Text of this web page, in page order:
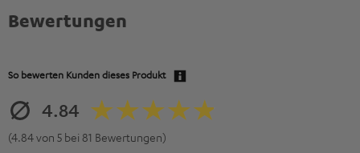
Bewertungen
So bewerten Kunden dieses Produkt
4.84
(4.84 von 5 bei 81 Bewertungen)